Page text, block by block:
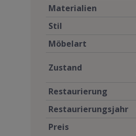
Materialien
Stil
Möbelart
Zustand
Restaurierung
Restaurierungsjahr
Preis